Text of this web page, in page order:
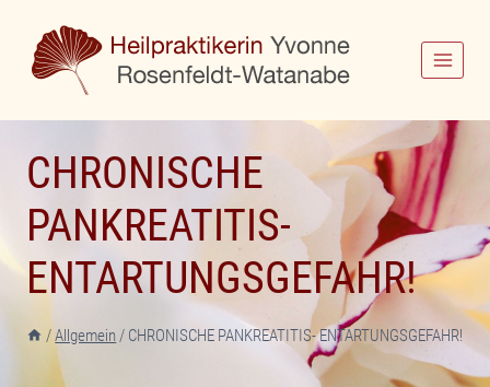
Inhalt
springen
CHRONISCHE
PANKREATITIS-
ENTARTUNGSGEFAHR!
/Allgemein / CHRONISCHE PANKREATITIS- ENTARTUNGSGEFAHR!